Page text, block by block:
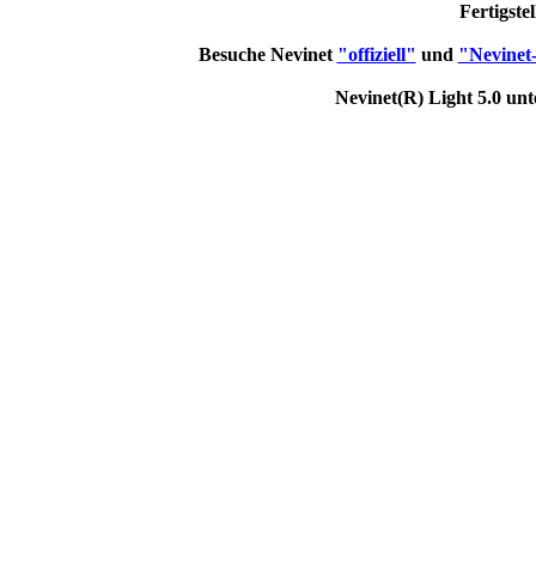
Besuche Nevinet "offiziell" und
Nevinet(R) Light 5.0